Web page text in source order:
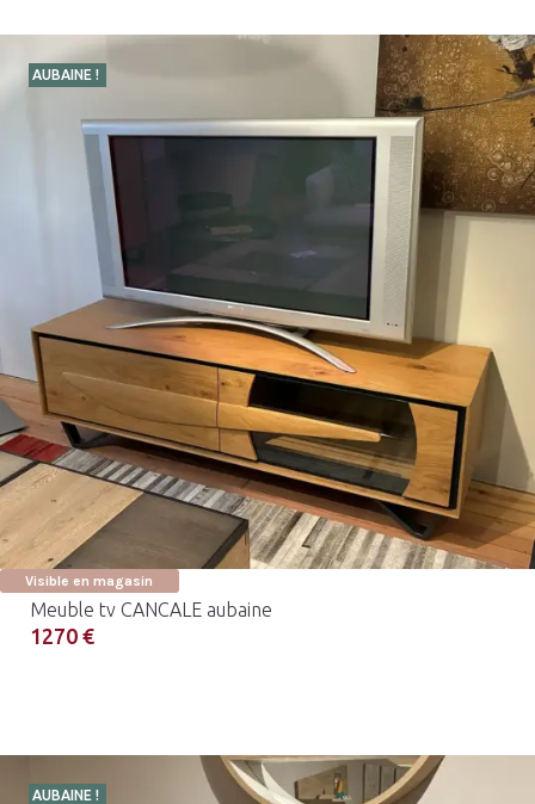
AUBAINE !
Visible en magasin
Meuble tv CANCALE aubaine
1270 €
AUBAINE !